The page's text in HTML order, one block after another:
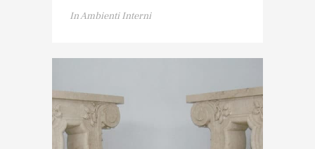
InAmbienti Interni